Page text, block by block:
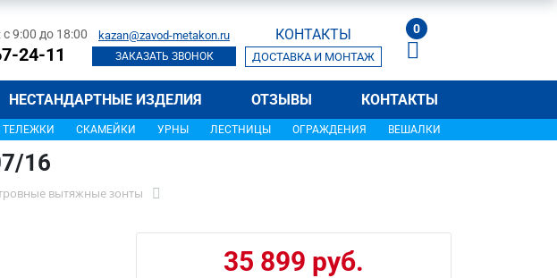
9:00 до 18:00
24-11
kazan@zavod-metakon.ru
ЗАКАЗАТЬ ЗВОНОК
КОНТАКТЫ
ДОСТАВКА И МОНТАЖ
0
НЕСТАНДАРТНЫЕ ИЗДЕЛИЯ ОТЗЫВЫ КОНТАКТЫ
ТЕЛЕЖКИ СКАМЕЙКИ УРНЫ ЛЕСТНИЦЫ ОГРАЖДЕНИЯ ВЕШАЛКИ
16
вытяжные зонты
35 899 руб.